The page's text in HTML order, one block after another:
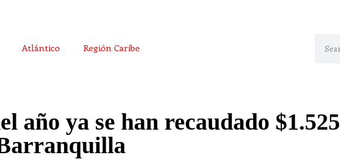
Atlántico Región Caribe
año ya se han recaudado $1.525